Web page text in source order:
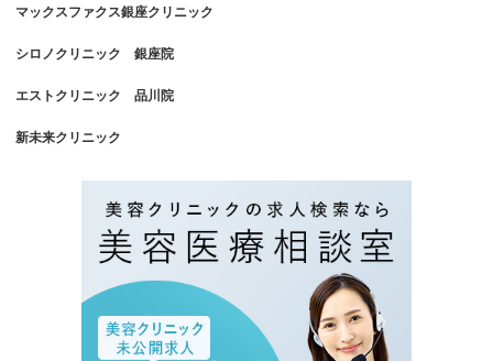
マックスファクス銀座クリニック
シロノクリニック 銀座院
エストクリニック 品川院
新未来クリニック